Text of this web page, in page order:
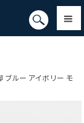
ブルー アイボリー モ